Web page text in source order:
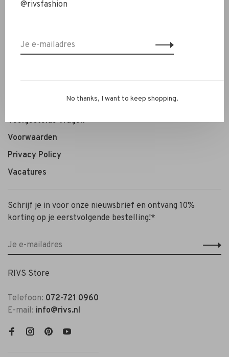
Contact
Personal Styling / Private Shopping
Veelgestelde vragen
Voorwaarden
Privacy Policy
Vacatures
Schrijf je in voor onze nieuwsbrief en ontvang 10%
korting op je eerstvolgende bestelling!*
RIVS Store
Telefoon: 072-721 0960
E-mail: info@rivs.nl
@rivsfashion
No thanks, I want to keep shopping.